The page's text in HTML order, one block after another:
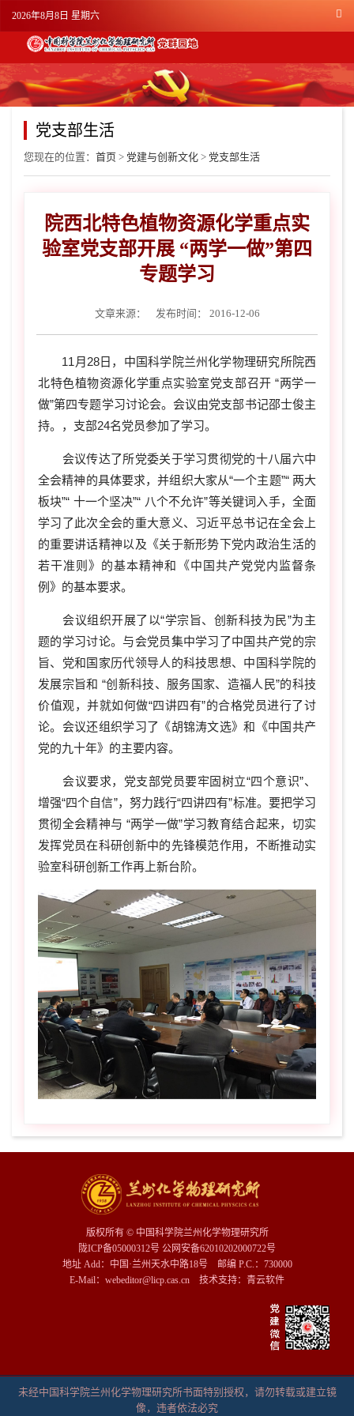
2026年8月8日 星期六
党支部生活
您现在的位置： 首页 > 党建与创新文化 > 党支部生活
院西北特色植物资源化学重点实
验室党支部开展 “两学一做”第四
专题学习
文章来源： 发布时间： 2016-12-06
11 月 28日，中国科学院兰州化学物理研究所院西
北特色植物资源化学重点实验室党支部召开“两学一
做”第四专题学习讨论会。会议由党支部书记邵士俊主
持。，支部24名党员参加了学习。
会议传达了所党委关于学习贯彻党的十八届六中
全会精神的具体要求，并组织大家从“一个主题”“ 两大
板块”“ 十一个坚决”“ 八个不允许”等关键词入手，全面
学习了此次全会的重大意义、习近平总书记在全会上
的重要讲话精神以及《关于新形势下党内政治生活的
若干准则》的基本精神和《中国共产党党内监督条
例》的基本要求。
会议组织开展了以“学宗旨、创新科技为民”为主
题的学习讨论。与会党员集中学习了中国共产党的宗
旨、党和国家历代领导人的科技思想、中国科学院的
发展宗旨和 “创新科技、服务国家、造福人民”的科技
价值观，并就如何做“四讲四有”的合格党员进行了讨
论。会议还组织学习了《胡锦涛文选》和《中国共产
党的九十年》的主要内容。
会议要求，党支部党员要牢固树立“四个意识”、
增强“四个自信”，努力践行“四讲四有”标准。要把学习
贯彻全会精神与 “两学一做”学习教育结合起来，切实
发挥党员在科研创新中的先锋模范作用，不断推动实
验室科研创新工作再上新台阶。
版权所有 © 中国科学院兰州化学物理研究所
陇ICP备05000312号 公网安备62010202000722号
地址 Add：中国·兰州天水中路18号 邮编 P.C.：730000
E-Mail：webeditor@licp.cas.cn 技术支持： 青云软件
未经中国科学院兰州化学物理研究所书面特别授权，请勿转载或建立镜
像，违者依法必究